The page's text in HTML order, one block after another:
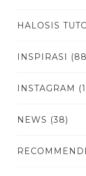
HALOSIS
INSPIRASI
INSTAGRAM
NEWS (38)